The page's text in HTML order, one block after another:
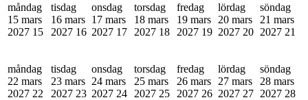
måndag
15 mars
2027 15
tisdag
16 mars
2027 16
onsdag
17 mars
2027 17
torsdag
18 mars
2027 18
fredag
19 mars
2027 19
lördag
20 mars
2027 20
söndag
21 mars
2027 21
måndag
22 mars
2027 22
tisdag
23 mars
2027 23
onsdag
24 mars
2027 24
torsdag
25 mars
2027 25
fredag
26 mars
2027 26
lördag
27 mars
2027 27
söndag
28 mars
2027 28